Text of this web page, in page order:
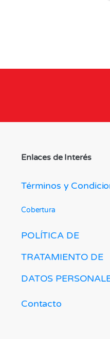
Enlaces de Interés
Términos y
Cobertura
POLÍTICA DE
TRATAMIENTO DE
DATOS
Contacto